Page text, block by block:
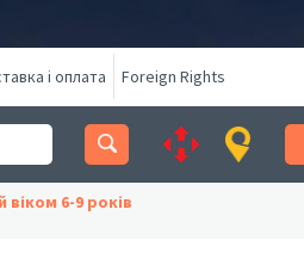
і оплата Foreign Rights
віком 6-9 років